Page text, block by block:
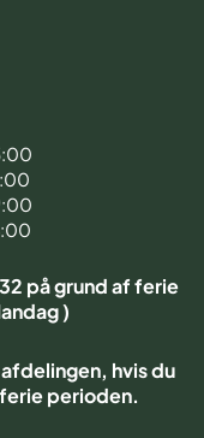
på grund af ferie
)
hvis du
perioden.